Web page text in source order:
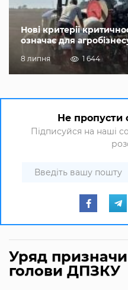
Нові критерії
означає для
8 липня 1 644
Не пропусти
Підписуйся на наші
Уряд
голови ДПЗКУ